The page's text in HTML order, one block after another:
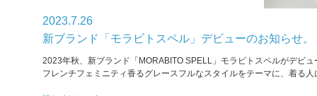
2023.7.26
新ブランド「モラビトスペル」デビューのお知らせ。
2023年秋、新ブランド「MORABITO SPELL」モラビトスペルがデビュ
フレンチフェミニティ香るグレースフルなスタイルをテーマに、着る